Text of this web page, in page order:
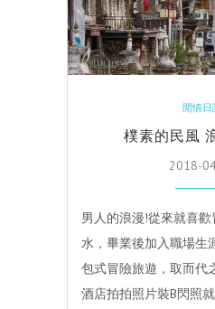
閒情日
樸素的民風
2018-
男人的浪漫!從來就喜
水，畢業後加入職場生
包式冒險旅遊，取而代
酒店拍拍照片裝B閃照